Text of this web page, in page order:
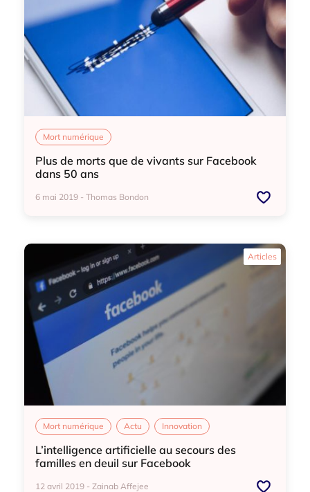
Mort numérique
Plus de morts que de vivants sur Facebook
dans 50 ans
6 mai 2019 - Thomas Bondon
Mort numérique Actu Innovation
L’intelligence artificielle au secours des
familles en deuil sur Facebook
12 avril 2019 - Zainab Affejee
Articles